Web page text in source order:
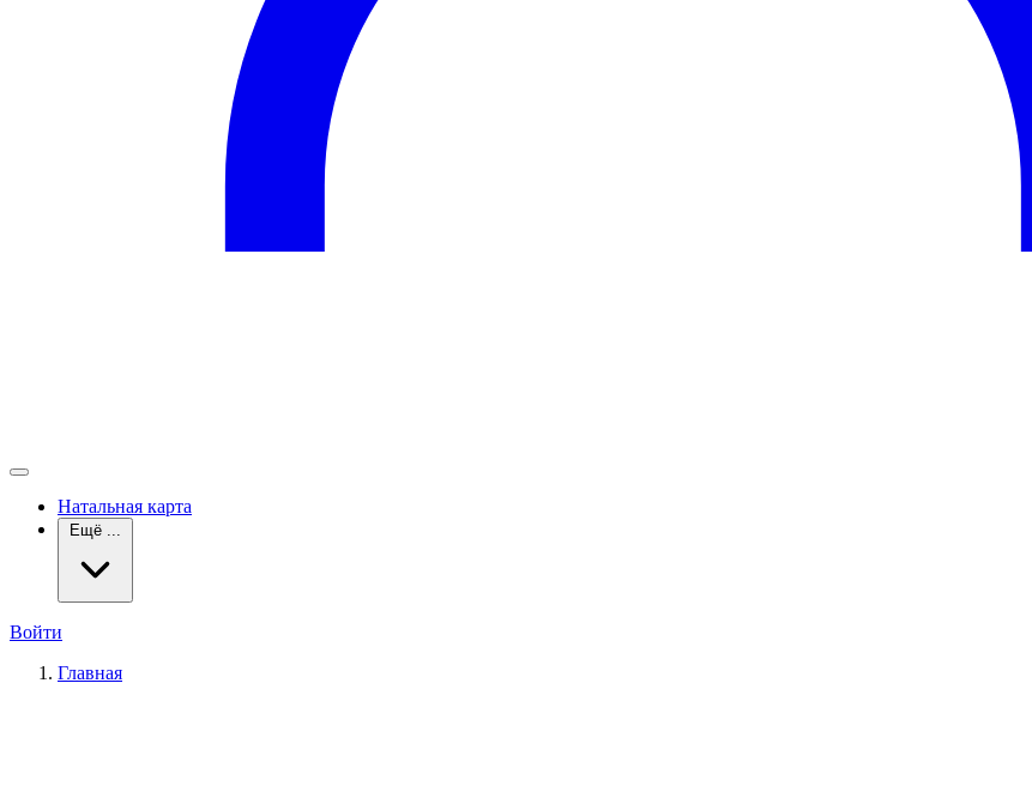
Натальная карта
Ещё ...
Войти
Главная